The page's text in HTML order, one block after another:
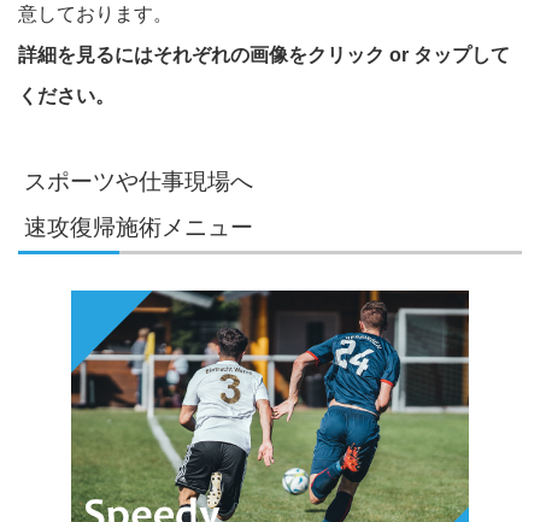
意しております。
詳細を見るにはそれぞれの画像をクリック or タップして
ください。
スポーツや仕事現場へ
速攻復帰施術メニュー